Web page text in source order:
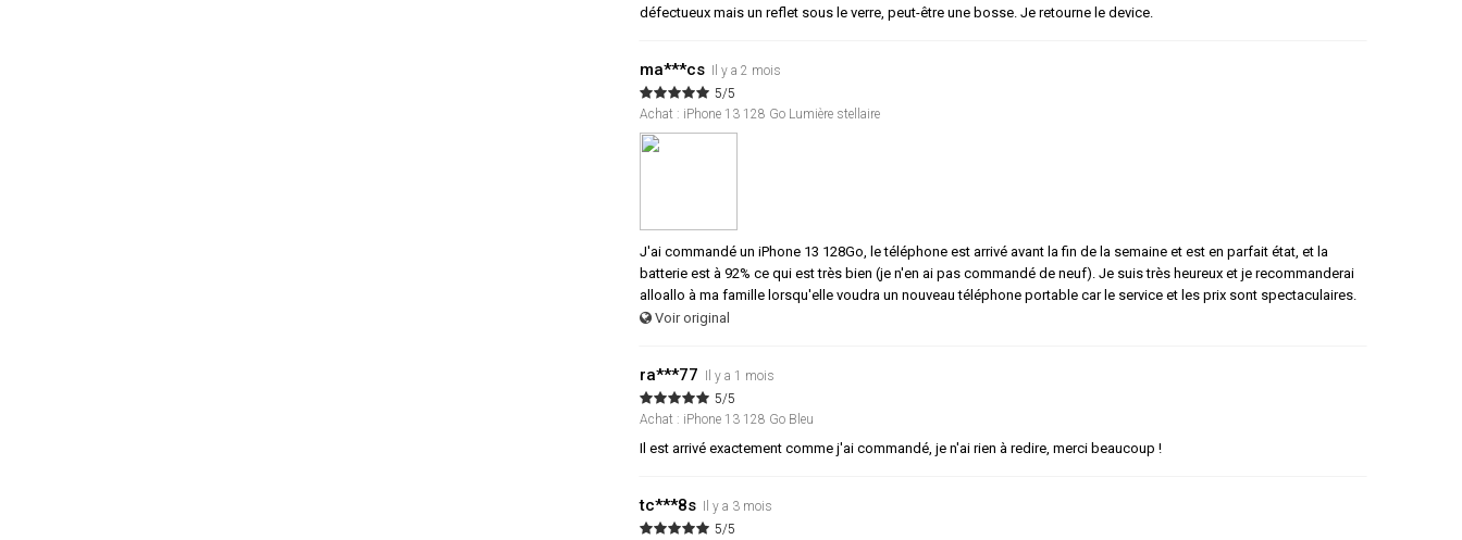
défectueux mais un reflet sous le verre, peut-être une bosse. Je retourne le device.
ma***cs Il y a 2 mois
5/5
Achat : iPhone 13 128 Go Lumière stellaire
J'ai commandé un iPhone 13 128Go, le téléphone est arrivé avant la fin de la semaine et est en parfait état, et la
batterie est à 92% ce qui est très bien (je n'en ai pas commandé de neuf). Je suis très heureux et je recommanderai
alloallo à ma famille lorsqu'elle voudra un nouveau téléphone portable car le service et les prix sont spectaculaires.
Voir original
ra***77 Il y a 1 mois
5/5
Achat : iPhone 13 128 Go Bleu
Il est arrivé exactement comme j'ai commandé, je n'ai rien à redire, merci beaucoup !
tc***8s Il y a 3 mois
5/5